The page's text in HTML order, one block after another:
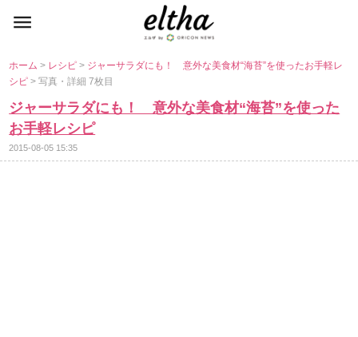
ホーム> レシピ> ジャーサラダにも！ 意外な美食材“海苔”を使ったお手軽レ
シピ> 写真・詳細 7枚目
ジャーサラダにも！ 意外な美食材“海苔”を使った
お手軽レシピ
2015-08-05 15:35